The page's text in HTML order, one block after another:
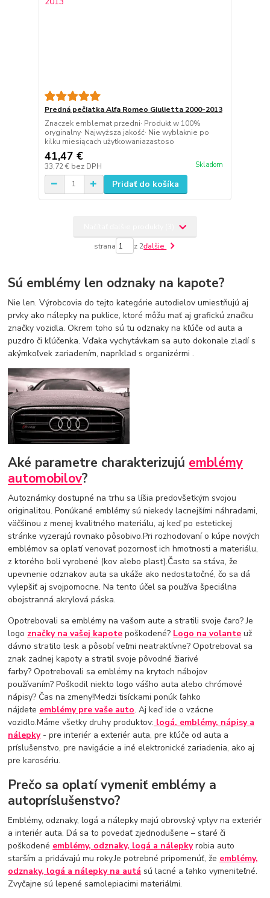
Predná pečiatka Alfa Romeo Giulietta 2000-2013
Znaczek emblemat przedni· Produkt w 100%
oryginalny· Najwyższa jakość· Nie wyblaknie po
kilku miesiącach użytkowaniazastoso
41,47 €
33,72 € bez DPH Skladom
Pridať do košíka
strana z 2ďalšie
Sú emblémy len odznaky na kapote?
Nie len. Výrobcovia do tejto kategórie autodielov umiestňujú aj
prvky ako nálepky na puklice, ktoré môžu mať aj grafickú značku
značky vozidla. Okrem toho sú tu odznaky na kľúče od auta a
puzdro či kľúčenka. Vďaka vychytávkam sa auto dokonale zladí s
akýmkoľvek zariadením, napríklad s organizérmi .
Aké parametre charakterizujú emblémy
automobilov?
Autoznámky dostupné na trhu sa líšia predovšetkým svojou
originalitou. Ponúkané emblémy sú niekedy lacnejšími náhradami,
väčšinou z menej kvalitného materiálu, aj keď po estetickej
stránke vyzerajú rovnako pôsobivo.Pri rozhodovaní o kúpe nových
emblémov sa oplatí venovať pozornosť ich hmotnosti a materiálu,
z ktorého boli vyrobené (kov alebo plast).Často sa stáva, že
upevnenie odznakov auta sa ukáže ako nedostatočné, čo sa dá
vylepšiť aj svojpomocne. Na tento účel sa používa špeciálna
obojstranná akrylová páska.
Opotrebovali sa emblémy na vašom aute a stratili svoje čaro? Je
logo značky na vašej kapote poškodené? Logo na volante už
dávno stratilo lesk a pôsobí veľmi neatraktívne? Opotreboval sa
znak zadnej kapoty a stratil svoje pôvodné žiarivé
farby? Opotrebovali sa emblémy na krytoch nábojov
používaním? Poškodil niekto logo vášho auta alebo chrómové
nápisy? Čas na zmeny!Medzi tisíckami ponúk ľahko
nájdete emblémy pre vaše auto. Aj keď ide o vzácne
vozidlo.Máme všetky druhy produktov: logá, emblémy, nápisy a
nálepky- pre interiér a exteriér auta, pre kľúče od auta a
príslušenstvo, pre navigácie a iné elektronické zariadenia, ako aj
pre karosériu.
Prečo sa oplatí vymeniť emblémy a
autopríslušenstvo?
Emblémy, odznaky, logá a nálepky majú obrovský vplyv na exteriér
a interiér auta. Dá sa to povedať zjednodušene – staré či
poškodené emblémy, odznaky, logá a nálepkyrobia auto
starším a pridávajú mu roky.Je potrebné pripomenúť, že emblémy,
odznaky, logá a nálepky na autá sú lacné a ľahko vymeniteľné.
Zvyčajne sú lepené samolepiacimi materiálmi.